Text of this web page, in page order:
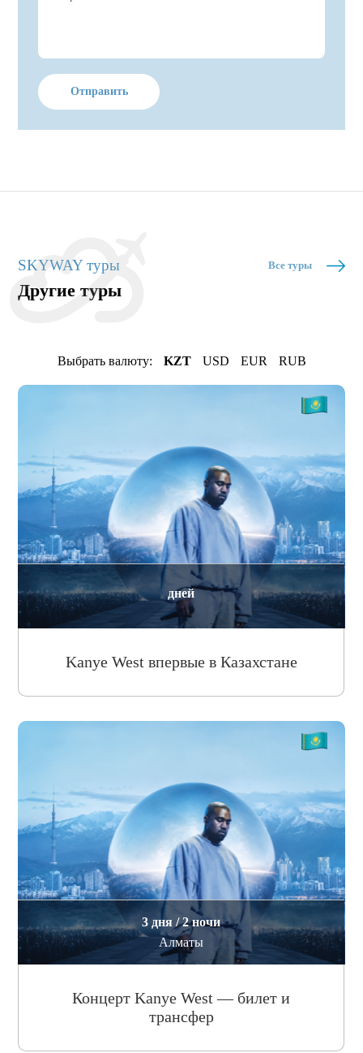
Отправить
SKYWAY туры Все туры
Другие туры
Выбрать валюту: KZT USD EUR RUB
дней
Kanye West впервые в Казахстане
3 дня / 2 ночи
Алматы
Концерт Kanye West — билет и
трансфер